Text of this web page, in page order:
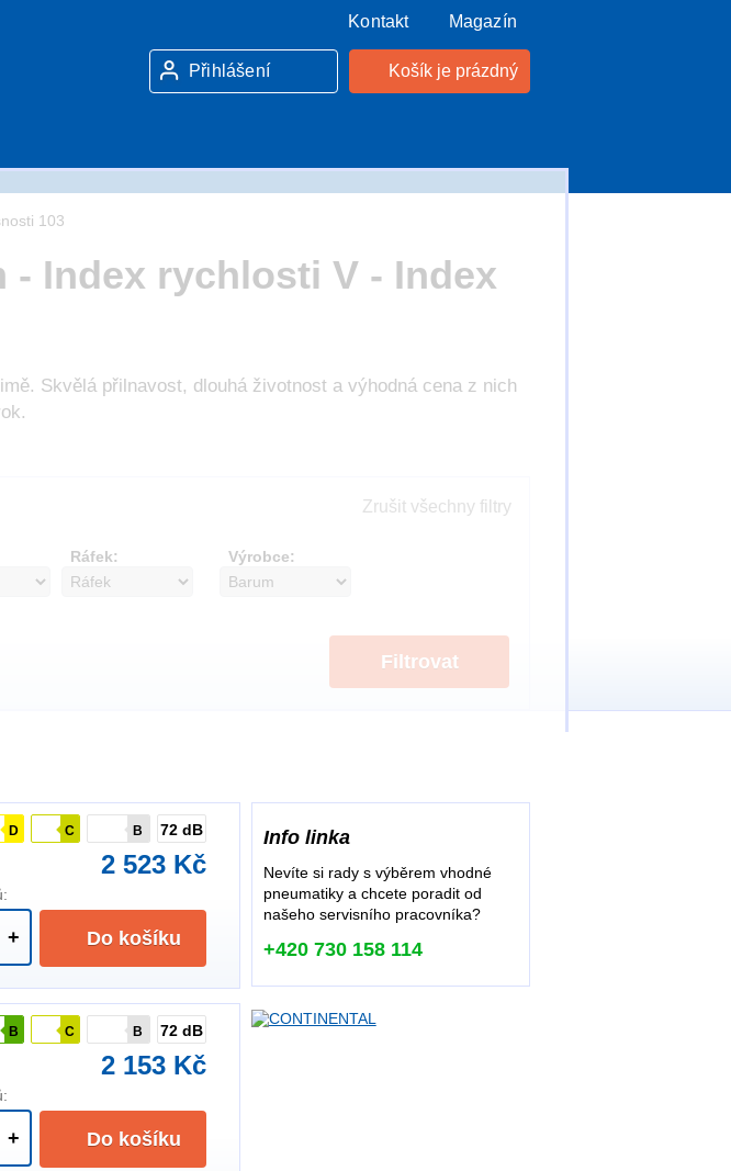
Košík je prázdný
Přihlášení
Kontakt Magazín
103
Index rychlosti V - Index
Skvělá přilnavost, dlouhá životnost a výhodná cena z nich
Zrušit všechny filtry
Ráfek: Výrobce:
Filtrovat
D C B 72 dB
2 523 Kč
+ Do košíku
B C B 72 dB
2 153 Kč
+ Do košíku
Info linka
Nevíte si rady s výběrem vhodné
pneumatiky a chcete poradit od
našeho servisního pracovníka?
+420 730 158 114